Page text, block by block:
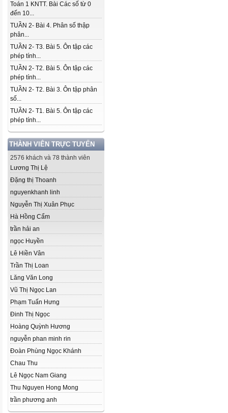
Toán 1 KNTT. Bài Các số từ 0
đến 10...
TUẦN 2- Bài 4. Phân số thập
phân...
TUẦN 2- T3. Bài 5. Ôn tập các
phép tính...
TUẦN 2- T2. Bài 5. Ôn tập các
phép tính...
TUẦN 2- T2. Bài 3. Ôn tập phân
số...
TUẦN 2- T1. Bài 5. Ôn tập các
phép tính...
THÀNH VIÊN TRỰC TUYẾN
2576 khách và 78 thành viên
Lương Thị Lệ
Đặng thị Thoanh
nguyenkhanh linh
Nguyễn Thị Xuân Phục
Hà Hồng Cẩm
trần hải an
ngọc Huyền
Lê Hiền Vân
Trần Thị Loan
Lăng Văn Long
Vũ Thị Ngọc Lan
Phạm Tuấn Hưng
Đinh Thị Ngọc
Hoàng Quỳnh Hương
nguyễn phan minh rin
Đoàn Phùng Ngọc Khánh
Chau Thu
Lê Ngọc Nam Giang
Thu Nguyen Hong Mong
trần phương anh